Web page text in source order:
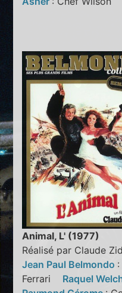
Animal, L' (1977)
Réalisé par Claude
Jean Paul Belmondo
Ferrari Raquel